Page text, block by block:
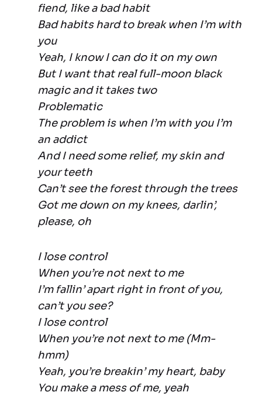
fiend, like a bad habit
Bad habits hard to break when I’m with
you
Yeah, I know I can do it on my own
But I want that real full-moon black
magic and it takes two
Problematic
The problem is when I’m with you I’m
an addict
And I need some relief, my skin and
your teeth
Can’t see the forest through the trees
Got me down on my knees, darlin’,
please, oh
I lose control
When you’re not next to me
I’m fallin’ apart right in front of you,
can’t you see?
I lose control
When you’re not next to me (Mm-
hmm)
Yeah, you’re breakin’ my heart, baby
You make a mess of me, yeah